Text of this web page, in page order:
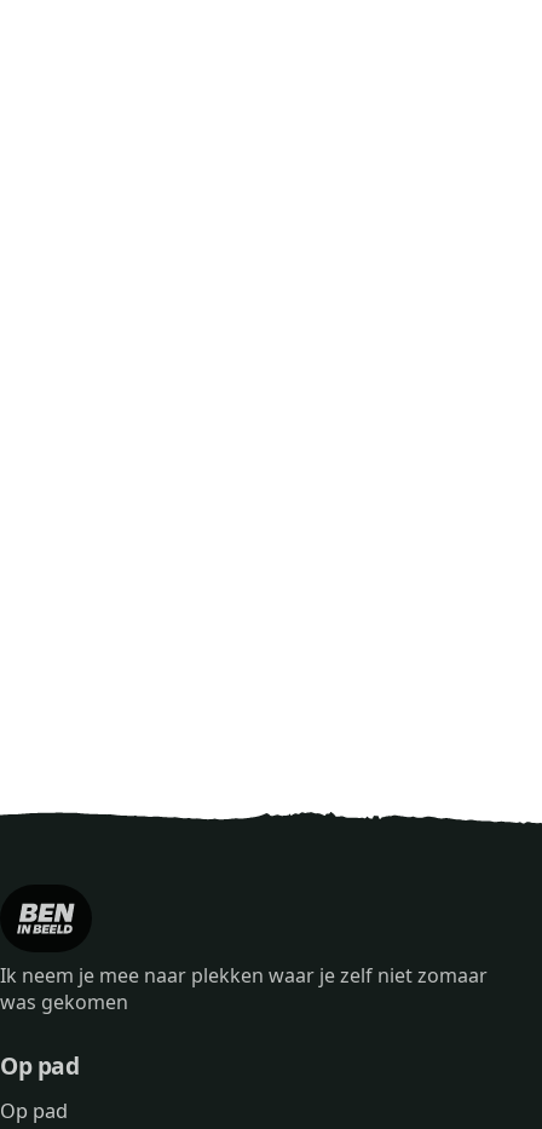
Ik neem je mee naar plekken waar je zelf niet zomaar
was gekomen
Op pad
Op pad